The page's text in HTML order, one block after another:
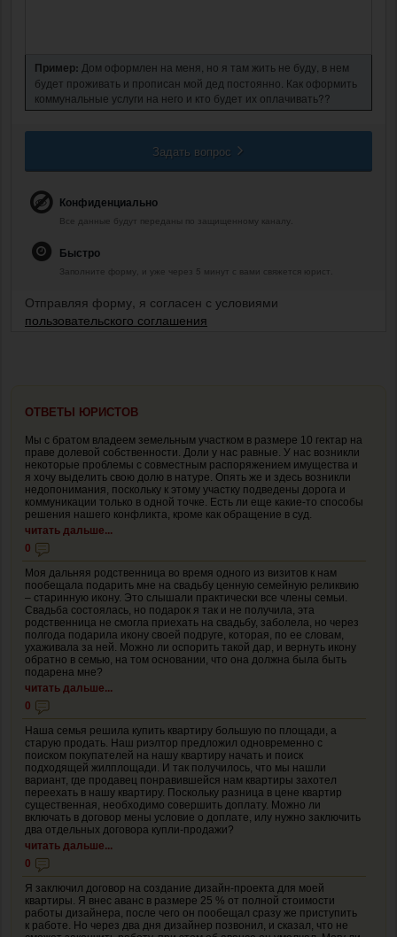
Пример: Дом оформлен на меня, но я там жить не буду, в нем
будет проживать и прописан мой дед постоянно. Как оформить
коммунальные услуги на него и кто будет их оплачивать??
Задать вопрос
Конфиденциально
Все данные будут переданы по защищенному каналу.
Быстро
Заполните форму, и уже через 5 минут с вами свяжется юрист.
Отправляя форму, я согласен с условиями
пользовательского соглашения
ОТВЕТЫ ЮРИСТОВ
Мы с братом владеем земельным участком в размере 10 гектар на
праве долевой собственности. Доли у нас равные. У нас возникли
некоторые проблемы с совместным распоряжением имущества и
я хочу выделить свою долю в натуре. Опять же и здесь возникли
недопонимания, поскольку к этому участку подведены дорога и
коммуникации только в одной точке. Есть ли еще какие-то способы
решения нашего конфликта, кроме как обращение в суд.
читать дальше...
0
Моя дальняя родственница во время одного из визитов к нам
пообещала подарить мне на свадьбу ценную семейную реликвию
– старинную икону. Это слышали практически все члены семьи.
Свадьба состоялась, но подарок я так и не получила, эта
родственница не смогла приехать на свадьбу, заболела, но через
полгода подарила икону своей подруге, которая, по ее словам,
ухаживала за ней. Можно ли оспорить такой дар, и вернуть икону
обратно в семью, на том основании, что она должна была быть
подарена мне?
читать дальше...
0
Наша семья решила купить квартиру большую по площади, а
старую продать. Наш риэлтор предложил одновременно с
поиском покупателей на нашу квартиру начать и поиск
подходящей жилплощади. И так получилось, что мы нашли
вариант, где продавец понравившейся нам квартиры захотел
переехать в нашу квартиру. Поскольку разница в цене квартир
существенная, необходимо совершить доплату. Можно ли
включать в договор мены условие о доплате, илу нужно заключить
два отдельных договора купли-продажи?
читать дальше...
0
Я заключил договор на создание дизайн-проекта для моей
квартиры. Я внес аванс в размере 25 % от полной стоимости
работы дизайнера, после чего он пообещал сразу же приступить
к работе. Но через два дня дизайнер позвонил, и сказал, что не